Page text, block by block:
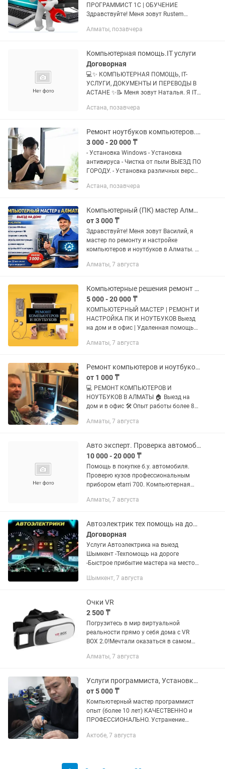
ПРОГРАММИСТ 1С | ОБУЧЕНИЕ
Здравствуйте! Меня зовут Rustem
и компаниям решать вопросы,
программами, 1С и...
Алматы, позавчера
Компьютерная помощь.IT услуги
Договорная
💻✨ КОМПЬЮТЕРНАЯ ПОМОЩЬ, IT-
УСЛУГИ, ДОКУМЕНТЫ И ПЕРЕВОДЫ В
АСТАНЕ ✨📝 Меня зовут Наталья. Я IT-
администратор с опытом работы
клиентам,...
Астана, позавчера
Ремонт ноутбуков компьютеров. Установка Windows Виндовс Виндоус.Программист
3 000 - 20 000 ₸
- Установка Windоws - Установка
антивируса - Чистка от пыли ВЫЕЗД ПО
ГОРОДУ. - Установка различных версий
драйверов. - Установка офисных
Астана, позавчера
Компьютерный (ПК) мастер Алматы. Выезд на дом
от 3 000 ₸
Здравствуйте! Меня зовут Василий, я
мастер по ремонту и настройке
компьютеров и ноутбуков в Алматы. 🔧
(чистая, без лишних программ).
Алматы, 7 августа
Компьютерные решения ремонт установка
5 000 - 20 000 ₸
КОМПЬЮТЕРНЫЙ МАСТЕР | РЕМОНТ И
НАСТРОЙКА ПК И НОУТБУКОВ Выезд
на дом и в офис | Удаленная помощь
проблемы с компьютерами,
Работаем с...
Алматы, 7 августа
Ремонт компьютеров и ноутбуков Алматы Windows, Office Айтишник Программист
от 1 000 ₸
💻 РЕМОНТ КОМПЬЮТЕРОВ И
НОУТБУКОВ В АЛМАТЫ 🏠 Выезд на
дом и в офис 🛠 Опыт работы более 8
работы 💰 Стоимость согласовывается
тормозит,...
Алматы, 7 августа
Авто эксперт. Проверка автомобиля перед покупкой
10 000 - 20 000 ₸
Помощь в покупке б.у. автомобиля.
Проверю кузов профессиональным
прибором etarri 700. Компьютерная
Проверка по базам вин кода. Проверка
Алматы, 7 августа
Автоэлектрик тех помощь на дороге
Договорная
Услуги Автоэлектрика на выезд
Шымкент -Техпомощь на дороге
-Быстрое прибытие мастера на место
-Компьютерная диагностика. -Поиск
Шымкент, 7 августа
Очки VR
2 500 ₸
Погрузитесь в мир виртуальной
реальности прямо у себя дома с VR
BOX 2.0!Мечтали оказаться в самом
прочувствовать сюжет игры на 100%?
Алматы, 7 августа
Услуги программиста, Установка программ
от 5 000 ₸
Компьютерный мастер программист
опыт (более 10 лет) КАЧЕСТВЕННО и
ПРОФЕССИОНАЛЬНО. Устранение
/ ноутбуком. НИЗКИЕ цены, БЫСТРЫЙ
Актобе, 7 августа